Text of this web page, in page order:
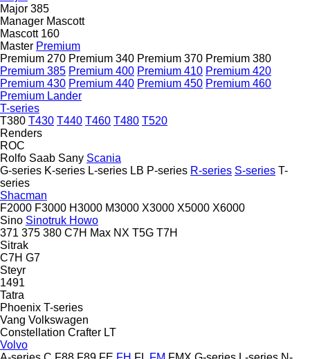
Major 385
Manager Mascott
Mascott 160
Master Premium
Premium 270 Premium 340 Premium 370 Premium 380
Premium 385 Premium 400 Premium 410 Premium 420
Premium 430 Premium 440 Premium 450 Premium 460
Premium Lander
T-series
T380 T430 T440 T460 T480 T520
Renders
ROC
Rolfo Saab Sany Scania
G-series K-series L-series LB P-series R-series S-series T-
series
Shacman
F2000 F3000 H3000 M3000 X3000 X5000 X6000
Sino Sinotruk Howo
371 375 380 C7H Max NX T5G T7H
Sitrak
C7H G7
Steyr
1491
Tatra
Phoenix T-series
Vang Volkswagen
Constellation Crafter LT
Volvo